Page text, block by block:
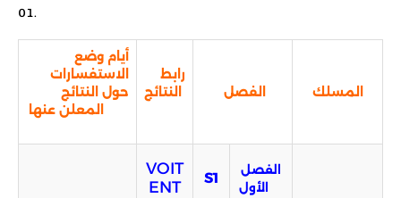
أيام وضع
الاستفسارات
حول النتائج
المعلن عنها
رابط
النتائج
الفصل المسلك
VOIT
ENT
S1
الفصل